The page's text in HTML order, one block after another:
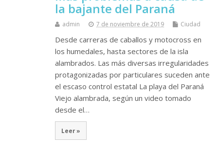
la bajante del Paraná
admin 7 de noviembre de 2019 Ciudad
Desde carreras de caballos y motocross en
los humedales, hasta sectores de la isla
alambrados. Las más diversas irregularidades
protagonizadas por particulares suceden ante
el escaso control estatal La playa del Paraná
Viejo alambrada, según un video tomado
desde el…
Leer »